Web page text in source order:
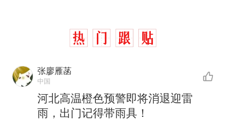
张廖雁菡
中国
河北高温橙色预警即将消退迎雷
雨，出门记得带雨具！